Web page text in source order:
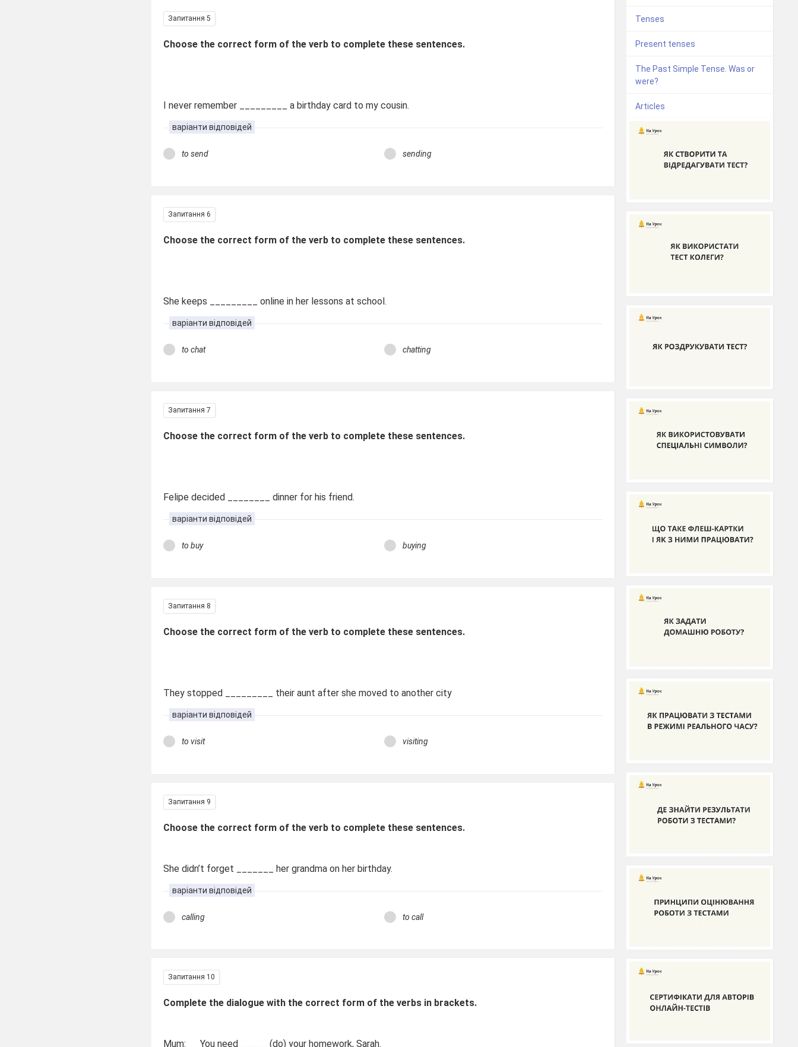
Запитання 5
Choose the correct form of the verb to complete these sentences.
I never remember _________a birthday card to my cousin.
варіанти відповідей
to send sending
Запитання 6
Choose the correct form of the verb to complete these sentences.
She keeps _________ online in her lessons at school.
варіанти відповідей
to chat chatting
Запитання 7
Choose the correct form of the verb to complete these sentences.
Felipe decided ________dinner for his friend.
варіанти відповідей
to buy buying
Запитання 8
Choose the correct form of the verb to complete these sentences.
They stopped _________ their aunt after she moved to another city
варіанти відповідей
to visit visiting
Запитання 9
Choose the correct form of the verb to complete these sentences.
She didn’t forget _______ her grandma on her birthday.
варіанти відповідей
calling to call
Запитання 10
Complete the dialogue with the correct form of the verbs in brackets.
Mum: You need _____ (do) your homework, Sarah.
Tenses
Present tenses
The Past Simple Tense. Was or
were?
Articles